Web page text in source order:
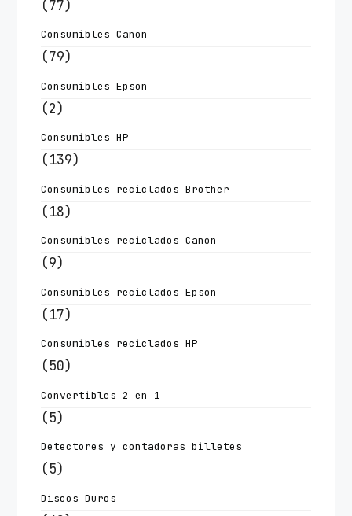
(77)
Consumibles Canon
(79)
Consumibles Epson
(2)
Consumibles HP
(139)
Consumibles reciclados Brother
(18)
Consumibles reciclados Canon
(9)
Consumibles reciclados Epson
(17)
Consumibles reciclados HP
(50)
Convertibles 2 en 1
(5)
Detectores y contadoras billetes
(5)
Discos Duros